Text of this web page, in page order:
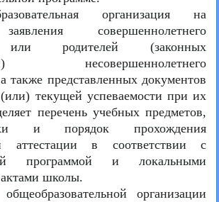
организация на
совершеннолетнего
или родителей (законных
несовершеннолетнего
также представленных документов
текущей успеваемости при их
перечень учебных предметов,
и порядок прохождения
аттестации в соответствии с
программой и локальными
школы.
организации